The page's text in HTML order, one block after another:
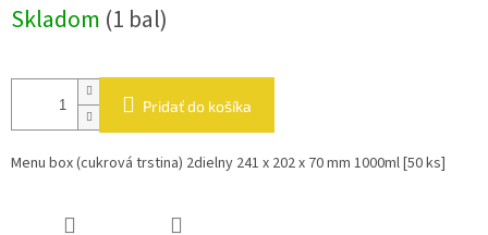
cena:
Skladom (1 bal)
Pridať do košíka
Menu box (cukrová trstina) 2dielny 241 x 202 x 70 mm 1000ml [50 ks]